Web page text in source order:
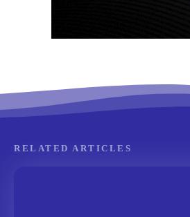
RELATED ARTICLES